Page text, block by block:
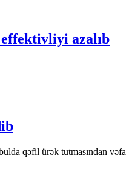
effektivliyi azalıb
qəfil ürək